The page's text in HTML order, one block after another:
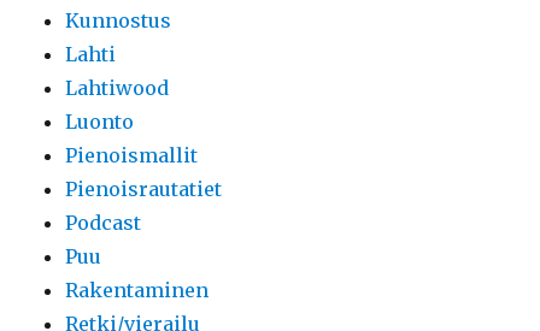
Kunnostus
Lahti
Lahtiwood
Luonto
Pienoismallit
Pienoisrautatiet
Podcast
Puu
Rakentaminen
Retki/vierailu